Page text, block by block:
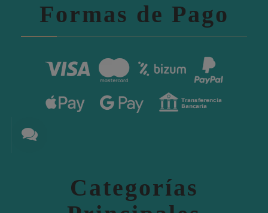
Formas de Pago
Categorías